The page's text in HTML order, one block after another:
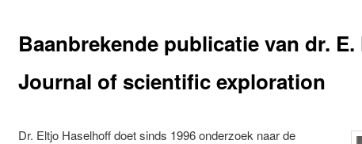
Baanbrekende publicatie van dr.
Journal of scientific exploration
Dr. Eltjo Haselhoff doet sinds 1996 onderzoek naar de